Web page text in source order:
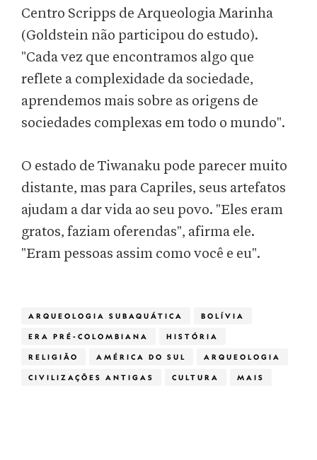
Centro Scripps de Arqueologia Marinha
(Goldstein não participou do estudo).
"Cada vez que encontramos algo que
reflete a complexidade da sociedade,
aprendemos mais sobre as origens de
sociedades complexas em todo o mundo".
O estado de Tiwanaku pode parecer muito
distante, mas para Capriles, seus artefatos
ajudam a dar vida ao seu povo. "Eles eram
gratos, faziam oferendas", afirma ele.
"Eram pessoas assim como você e eu".
ARQUEOLOGIA SUBAQUÁTICA BOLÍVIA
ERA PRÉ-COLOMBIANA HISTÓRIA
RELIGIÃO AMÉRICA DO SUL ARQUEOLOGIA
CIVILIZAÇÕES ANTIGAS CULTURA MAIS